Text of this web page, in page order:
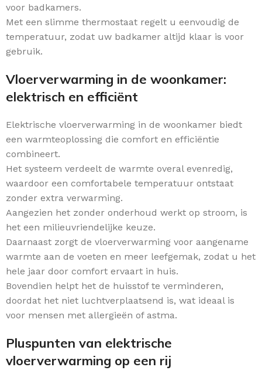
voor badkamers.
Met een slimme thermostaat regelt u eenvoudig de
temperatuur, zodat uw badkamer altijd klaar is voor
gebruik.
Vloerverwarming in de woonkamer:
elektrisch en efficiënt
Elektrische vloerverwarming in de woonkamer biedt
een warmteoplossing die comfort en efficiëntie
combineert.
Het systeem verdeelt de warmte overal evenredig,
waardoor een comfortabele temperatuur ontstaat
zonder extra verwarming.
Aangezien het zonder onderhoud werkt op stroom, is
het een milieuvriendelijke keuze.
Daarnaast zorgt de vloerverwarming voor aangename
warmte aan de voeten en meer leefgemak, zodat u het
hele jaar door comfort ervaart in huis.
Bovendien helpt het de huisstof te verminderen,
doordat het niet luchtverplaatsend is, wat ideaal is
voor mensen met allergieën of astma.
Pluspunten van elektrische
vloerverwarming op een rij